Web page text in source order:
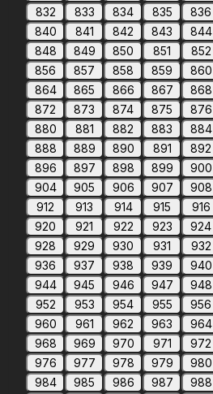
832
833 834 835 836
840
841 842 843 844
848
849 850 851 852
856
857 858 859 860
864
865 866 867 868
872
873 874 875 876
880
881 882 883 884
888
889 890 891 892
896
897 898 899 900
904
905 906 907 908
912
913 914 915 916
920
921 922 923 924
928
929 930 931 932
936
937 938 939 940
944
945 946 947 948
952
953 954 955 956
960
961 962 963 964
968
969 970 971 972
976
977 978 979 980
984
985 986 987 988